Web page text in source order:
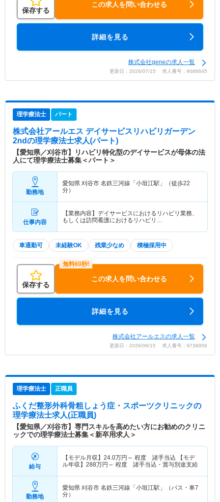
保存する
この求人を問い合わせる
詳細を見る
株式会社geneの求人一覧
更新日：2026/07/15 求人番号：9088645
理学療法士 パート
株式会社アールエス デイサービスリハビリガーデン
2ndの理学療法士求人(パート)
【愛知県／刈谷市】リハビリ特化型のデイサービスが母体の法
人にて理学療法士募集＜パート＞
勤務地
愛知県 刈谷市 名鉄三河線「小垣江駅」（徒歩22
分）
仕事内容
【業務内容】デイサービスにおけるリハビリ業務、
もしくは訪問看護におけるリハビリ…
車通勤可 未経験OK 残業少なめ 積極採用中
保存する
この求人を問い合わせる
詳細を見る
株式会社アールエスの求人一覧
更新日：2026/06/15 求人番号：9738956
理学療法士 正職員
ふくだ整形外科骨粗しょう症・スポーツクリニックの
理学療法士求人(正職員)
【愛知県／刈谷市】専門スキルを高めたい方にお勧めのクリニ
ックでの理学療法士募集＜新卒用求人＞
給与
【モデル月収】 24.0万円～ 程度 諸手当込 【モデ
ル年収】 288万円～ 程度 諸手当込・賞与別途支給
勤務地
愛知県 刈谷市 名鉄三河線「小垣江駅」（バス・車7
分）